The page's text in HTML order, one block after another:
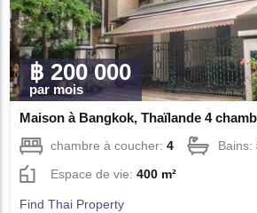
฿ 200 000
par mois
Maison à Bangkok, Thaïlande 4
chambre à coucher:4 Bains:
Espace de vie:400 m²
Find Thai Property